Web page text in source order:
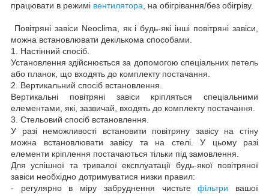
працювати в режимі вентилятора, на обігрівання/без обігріву.
Повітряні завіси Neoclima, як і будь-які інші повітряні завіси,
можна встановлювати декількома способами.
1. Настінний спосіб.
Установлення здійснюється за допомогою спеціальних петель
або планок, що входять до комплекту постачання.
2. Вертикальний спосіб встановлення.
Вертикальні повітряні завіси кріпляться спеціальними
елементами, які, зазвичай, входять до комплекту постачання.
3. Стельовий спосіб встановлення.
У разі неможливості встановити повітряну завісу на стіну
можна встановлювати завісу та на стелі. У цьому разі
елементи кріплення постачаються тільки під замовлення.
Для успішної та тривалої експлуатації будь-якої повітряної
завіси необхідно дотримуватися низки правил:
- регулярно в міру забруднення чистьтефільтри вашої